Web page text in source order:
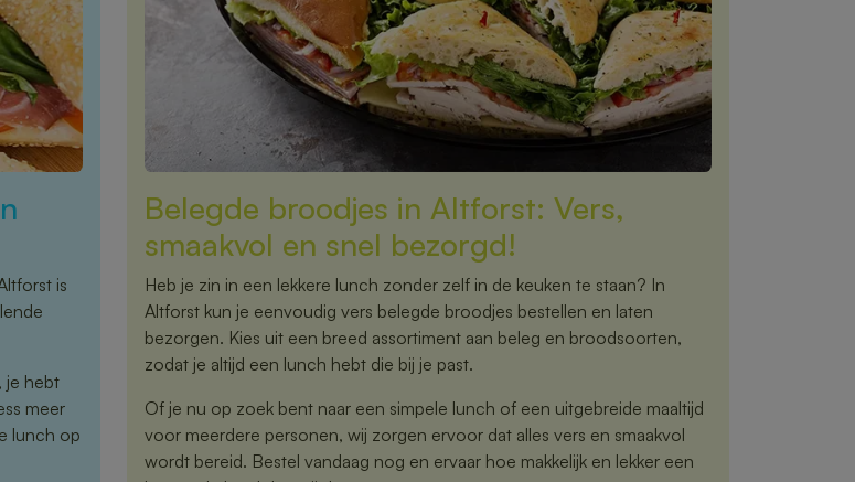
is
je hebt
meer
lunch op
Belegde broodjes in Altforst: Vers,
smaakvol en snel bezorgd!
Heb je zin in een lekkere lunch zonder zelf in de keuken te staan? In
Altforst kun je eenvoudig vers belegde broodjes bestellen en laten
bezorgen. Kies uit een breed assortiment aan beleg en broodsoorten,
zodat je altijd een lunch hebt die bij je past.
Of je nu op zoek bent naar een simpele lunch of een uitgebreide maaltijd
voor meerdere personen, wij zorgen ervoor dat alles vers en smaakvol
wordt bereid. Bestel vandaag nog en ervaar hoe makkelijk en lekker een